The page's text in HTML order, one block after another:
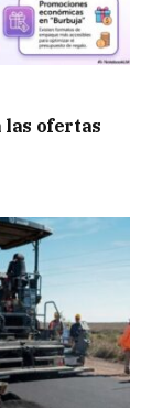
las ofertas